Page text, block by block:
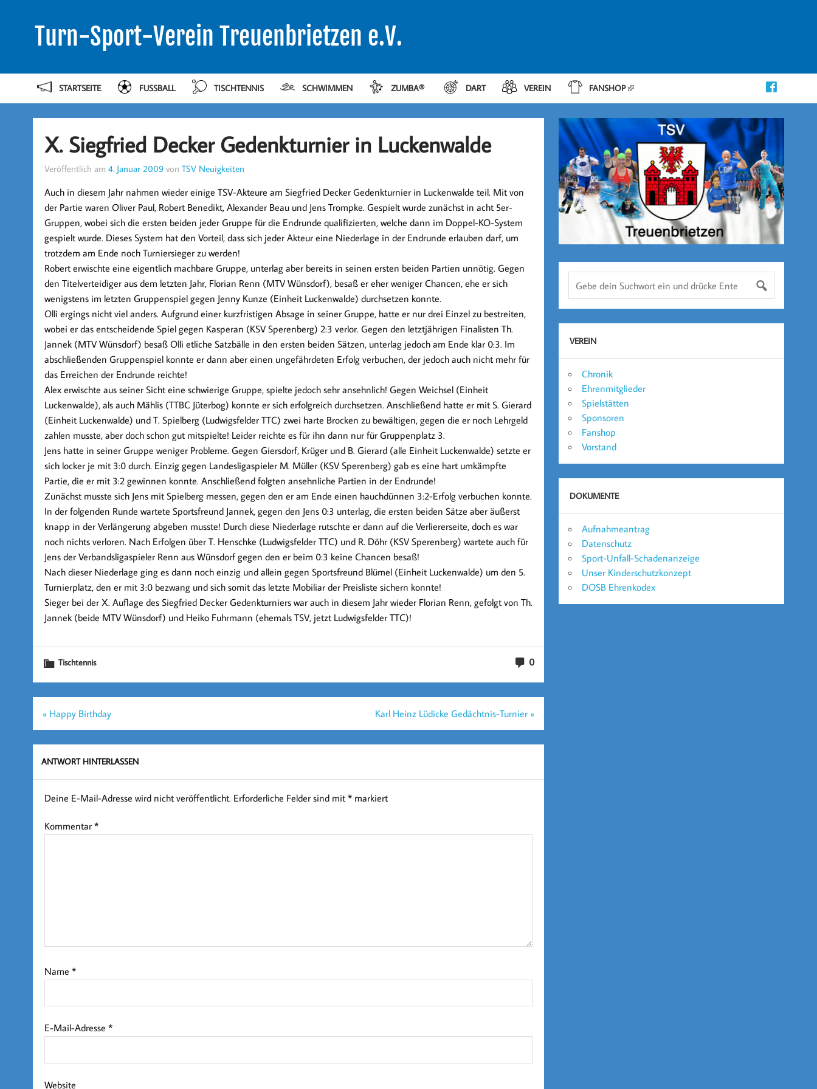
Turn-Sport-Verein Treuenbrietzen e.V.
STARTSEITE FUSSBALL TISCHTENNIS SCHWIMMEN ZUMBA® DART VEREIN FANSHOP
X. Siegfried Decker Gedenkturnier in Luckenwalde
Veröffentlich am 4. Januar 2009von TSV Neuigkeiten
Auch in diesem Jahr nahmen wieder einige TSV-Akteure am Siegfried Decker Gedenkturnier in Luckenwalde teil. Mit von
der Partie waren Oliver Paul, Robert Benedikt, Alexander Beauund Jens Trompke. Gespielt wurde zunächst in acht 5er-
Gruppen, wobei sich die ersten beiden jeder Gruppe für die Endrunde qualifizierten, welche dann im Doppel-KO-System
gespielt wurde. Dieses System hat den Vorteil, dass sich jeder Akteur eine Niederlage in der Endrunde erlauben darf, um
trotzdem am Ende noch Turniersieger zu werden!
Roberterwischte eine eigentlich machbare Gruppe, unterlag aber bereits in seinen ersten beiden Partien unnötig. Gegen
den Titelverteidiger aus dem letzten Jahr, Florian Renn (MTV Wünsdorf), besaß er eher weniger Chancen, ehe er sich
wenigstens im letzten Gruppenspiel gegen Jenny Kunze (Einheit Luckenwalde) durchsetzen konnte.
Olli ergings nicht viel anders. Aufgrund einer kurzfristigen Absage in seiner Gruppe, hatte er nur drei Einzel zu bestreiten,
wobei er das entscheidende Spiel gegen Kasperan (KSV Sperenberg) 2:3 verlor. Gegen den letztjährigen Finalisten Th.
Jannek (MTV Wünsdorf) besaß Olli etliche Satzbälle in den ersten beiden Sätzen, unterlag jedoch am Ende klar 0:3. Im
abschließenden Gruppenspiel konnte er dann aber einen ungefährdeten Erfolg verbuchen, der jedoch auch nicht mehr für
das Erreichen der Endrunde reichte!
Alexerwischte aus seiner Sicht eine schwierige Gruppe, spielte jedoch sehr ansehnlich! Gegen Weichsel (Einheit
Luckenwalde), als auch Mählis (TTBC Jüterbog) konnte er sich erfolgreich durchsetzen. Anschließend hatte er mit S. Gierard
(Einheit Luckenwalde) und T. Spielberg (Ludwigsfelder TTC) zwei harte Brocken zu bewältigen, gegen die er noch Lehrgeld
zahlen musste, aber doch schon gut mitspielte! Leider reichte es für ihn dann nur für Gruppenplatz 3.
Jenshatte in seiner Gruppe weniger Probleme. Gegen Giersdorf, Krüger und B. Gierard (alle Einheit Luckenwalde) setzte er
sich locker je mit 3:0 durch. Einzig gegen Landesligaspieler M. Müller (KSV Sperenberg) gab es eine hart umkämpfte
Partie, die er mit 3:2 gewinnen konnte. Anschließend folgten ansehnliche Partien in der Endrunde!
Zunächst musste sich Jens mit Spielberg messen, gegen den er am Ende einen hauchdünnen 3:2-Erfolg verbuchen konnte.
In der folgenden Runde wartete Sportsfreund Jannek, gegen den Jens 0:3 unterlag, die ersten beiden Sätze aber äußerst
knapp in der Verlängerung abgeben musste! Durch diese Niederlage rutschte er dann auf die Verliererseite, doch es war
noch nichts verloren. Nach Erfolgen über T. Henschke (Ludwigsfelder TTC) und R. Döhr (KSV Sperenberg) wartete auch für
Jens der Verbandsligaspieler Renn aus Wünsdorf gegen den er beim 0:3 keine Chancen besaß!
Nach dieser Niederlage ging es dann noch einzig und allein gegen Sportsfreund Blümel (Einheit Luckenwalde) um den 5.
Turnierplatz, den er mit 3:0 bezwang und sich somit das letzte Mobiliar der Preisliste sichern konnte!
Sieger bei der X. Auflage des Siegfried Decker Gedenkturniers war auch in diesem Jahr wieder Florian Renn, gefolgt von Th.
Jannek (beide MTV Wünsdorf) und Heiko Fuhrmann (ehemals TSV, jetzt Ludwigsfelder TTC)!
0
Tischtennis
Beitragsnavigation
« Happy Birthday Karl Heinz Lüdicke Gedächtnis-Turnier »
ANTWORT HINTERLASSEN
Deine E-Mail-Adresse wird nicht veröffentlicht. Erforderliche Felder sind mit *markiert
Kommentar *
Name *
E-Mail-Adresse *
Website
VEREIN
Chronik
Ehrenmitglieder
Spielstätten
Sponsoren
Fanshop
Vorstand
DOKUMENTE
Aufnahmeantrag
Datenschutz
Sport-Unfall-Schadenanzeige
Unser Kinderschutzkonzept
DOSB Ehrenkodex